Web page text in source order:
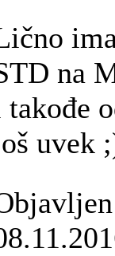
na
takođe
uvek